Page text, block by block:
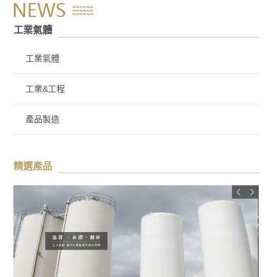
工業氣體
工業氣體
工業&工程
產品製造
精選產品